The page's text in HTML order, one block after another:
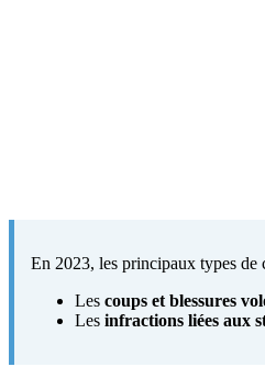
En 2023, les principaux types de
Les coups et blessures
Les infractions liées aux